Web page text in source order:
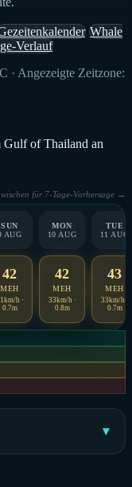
Whale
Verlauf
· Angezeigte Zeitzone:
Gulf of Thailand an
für 7-Tage-Vorhersage →
SUN
AUG
MON
10 AUG
TUE
11 AUG
42
MEH
h ·
0.7m
42
MEH
33km/h ·
0.8m
43
MEH
33km/h ·
0.7m